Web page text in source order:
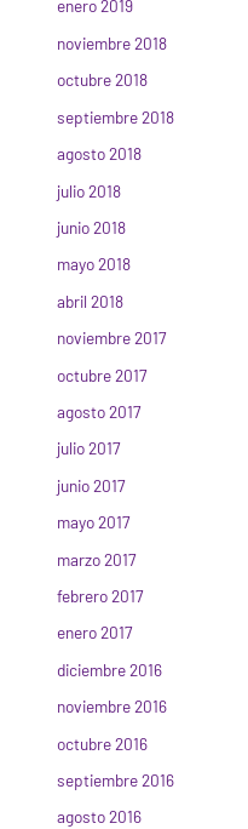
enero 2019
noviembre 2018
octubre 2018
septiembre 2018
agosto 2018
julio 2018
junio 2018
mayo 2018
abril 2018
noviembre 2017
octubre 2017
agosto 2017
julio 2017
junio 2017
mayo 2017
marzo 2017
febrero 2017
enero 2017
diciembre 2016
noviembre 2016
octubre 2016
septiembre 2016
agosto 2016